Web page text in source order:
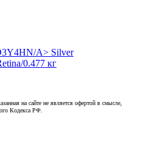
A> Silver
0.477 кг
на сайте не является офертой в смысле,
Кодекса РФ.